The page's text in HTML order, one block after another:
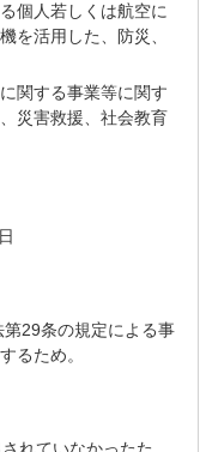
人若しくは航空に
を活用した、防災、
する事業等に関す
災害救援、社会教育
29条の規定による事
るため。